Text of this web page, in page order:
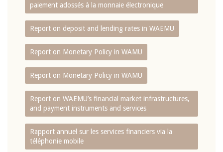
paiement adossés à la monnaie électronique
Report on deposit and lending rates in WAEMU
Report on Monetary Policy in WAMU
Report on Monetary Policy in WAMU
Report on WAEMU’s financial market infrastructures,
and payment instruments and services
Rapport annuel sur les services financiers via la
téléphonie mobile